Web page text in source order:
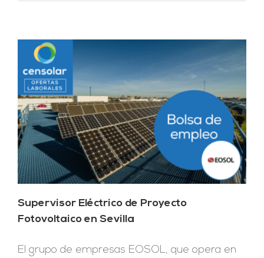
Supervisor Eléctrico de Proyecto
Fotovoltaico en Sevilla
El grupo de empresas EOSOL, que opera en